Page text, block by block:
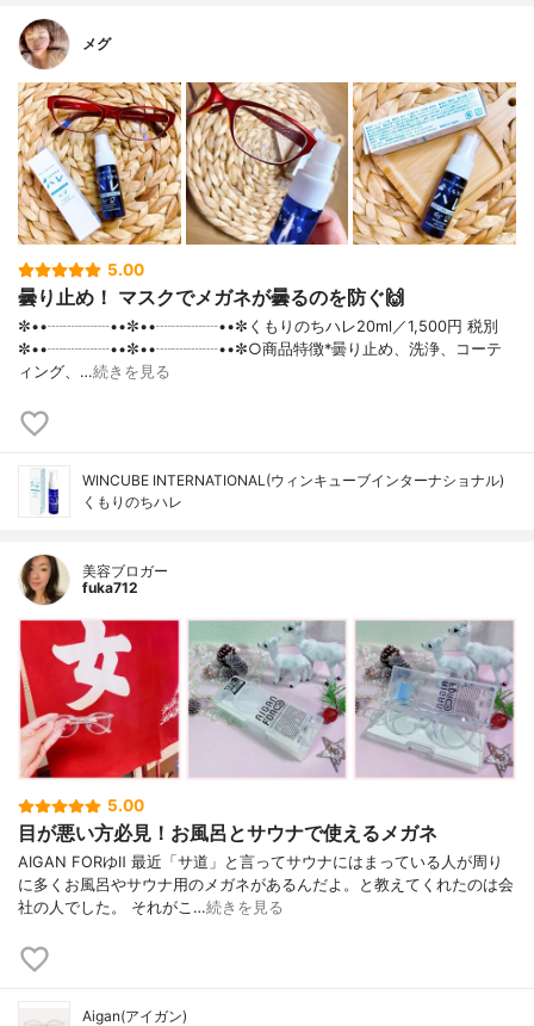
メグ
5.00
曇り止め！ マスクでメガネが曇るのを防ぐ🙌
✼••┈┈┈┈••✼••┈┈┈┈••✼くもりのちハレ20ml／1,500円 税別
✼••┈┈┈┈••✼••┈┈┈┈••✼○商品特徴*曇り止め、洗浄、コーテ
ィング、…続きを見る
WINCUBE INTERNATIONAL(ウィンキューブインターナショナル)
くもりのちハレ
美容ブロガー
fuka712
5.00
目が悪い方必見！お風呂とサウナで使えるメガネ
AIGAN FORゆⅡ 最近「サ道」と言ってサウナにはまっている人が周り
に多くお風呂やサウナ用のメガネがあるんだよ。と教えてくれたのは会
社の人でした。 それがこ…続きを見る
Aigan(アイガン)